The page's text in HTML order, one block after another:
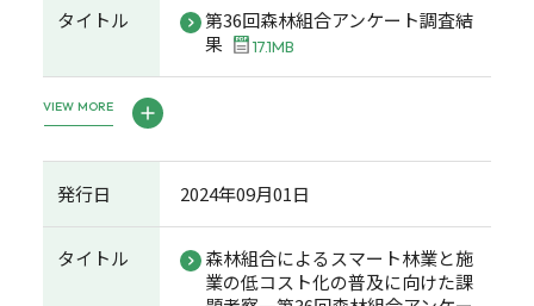
タイトル
第36回森林組合アンケート調査結
果
17.1MB
VIEW MORE
発行日 2024年09月01日
タイトル
森林組合によるスマート林業と施
業の低コスト化の普及に向けた課